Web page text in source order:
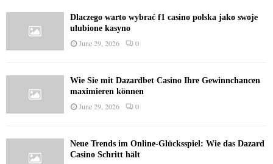
Dlaczego warto wybrać f1 casino polska jako swoje
ulubione kasyno
June 29, 2026 0
Wie Sie mit Dazardbet Casino Ihre Gewinnchancen
maximieren können
June 29, 2026 0
Neue Trends im Online-Glücksspiel: Wie das Dazard
Casino Schritt hält